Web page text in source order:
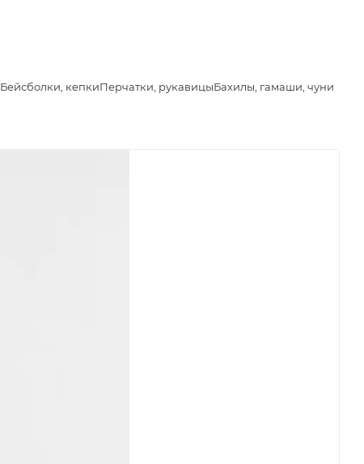
Бейсболки, кепкиПерчатки, рукавицыБахилы, гамаши, чуни